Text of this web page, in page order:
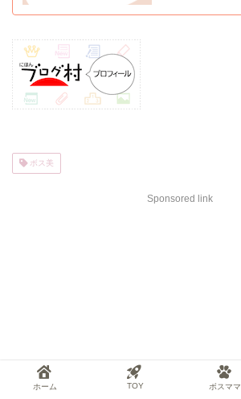
ボス美
Sponsored link
ホーム TOY ボスママ